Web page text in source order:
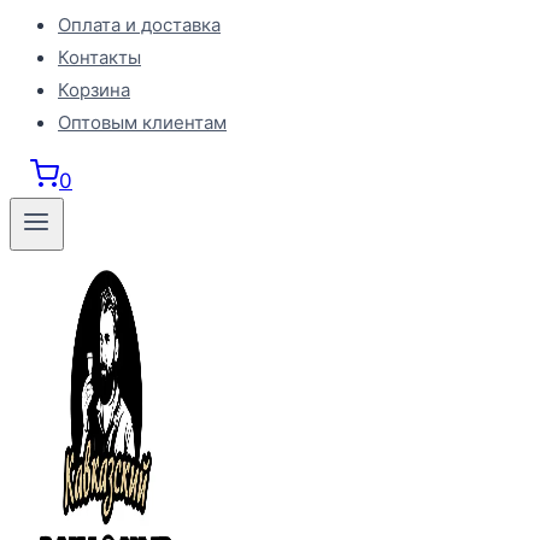
Оплата и доставка
Контакты
Корзина
Оптовым клиентам
0